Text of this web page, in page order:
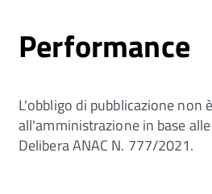
Performance
L'obbligo di pubblicazione non
all'amministrazione in base
Delibera ANAC N. 777/2021.